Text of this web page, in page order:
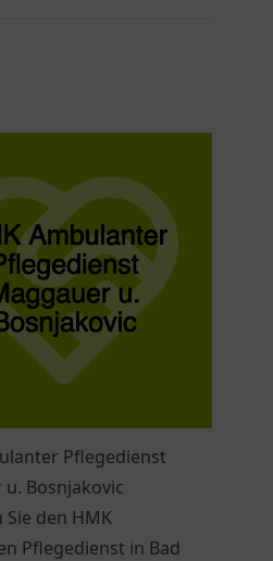
Pflegedienst
Bosnjakovic
Sie den HMK
Pflegedienst in Bad